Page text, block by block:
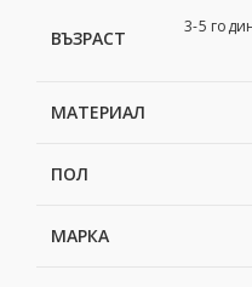
ВЪЗРАСТ
3-5
МАТЕРИАЛ
ПОЛ
МАРКА